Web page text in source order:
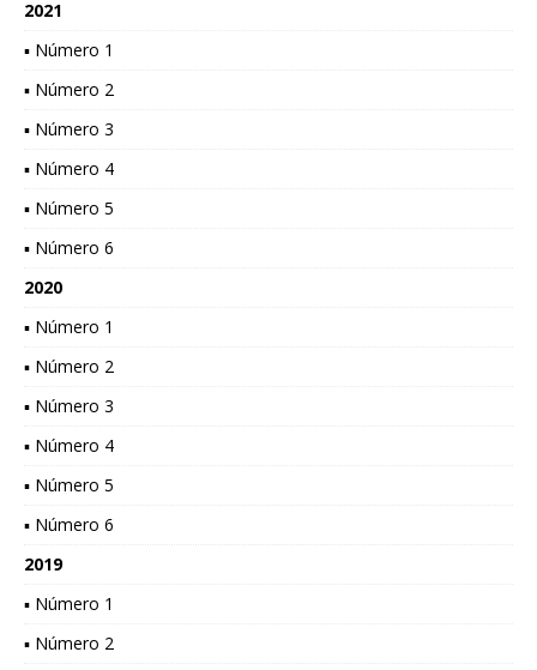
2021
▪ Número 1
▪ Número 2
▪ Número 3
▪ Número 4
▪ Número 5
▪ Número 6
2020
▪ Número 1
▪ Número 2
▪ Número 3
▪ Número 4
▪ Número 5
▪ Número 6
2019
▪ Número 1
▪ Número 2